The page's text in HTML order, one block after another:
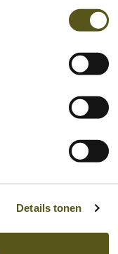
Details tonen